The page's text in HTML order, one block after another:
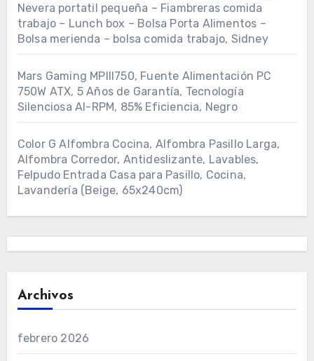
Nevera portatil pequeña – Fiambreras comida
trabajo – Lunch box – Bolsa Porta Alimentos –
Bolsa merienda – bolsa comida trabajo, Sidney
Mars Gaming MPIII750, Fuente Alimentación PC
750W ATX, 5 Años de Garantía, Tecnología
Silenciosa AI-RPM, 85% Eficiencia, Negro
Color G Alfombra Cocina, Alfombra Pasillo Larga,
Alfombra Corredor, Antideslizante, Lavables,
Felpudo Entrada Casa para Pasillo, Cocina,
Lavandería (Beige, 65x240cm)
Archivos
febrero 2026